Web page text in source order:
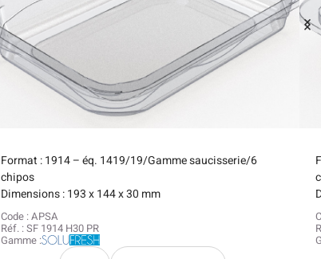
Format : 1914 – éq. 1419/19/Gamme saucisserie/6
chipos
Dimensions : 193 x 144 x 30 mm
Code : APSA
Réf. : SF 1914 H30 PR
Gamme :